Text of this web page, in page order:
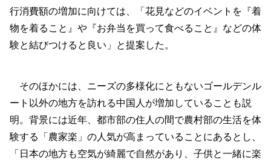
行消費額の増加に向けては、「花見などのイベントを『着
物を着ること』や『お弁当を買って食べること』などの体
験と結びつけると良い」と提案した。
そのほかには、ニーズの多様化にともないゴールデンル
ート以外の地方を訪れる中国人が増加していることも説
明。背景には近年、都市部の住人の間で農村部の生活を体
験する「農家楽」の人気が高まっていることにあるとし、
「日本の地方も空気が綺麗で自然があり、子供と一緒に楽